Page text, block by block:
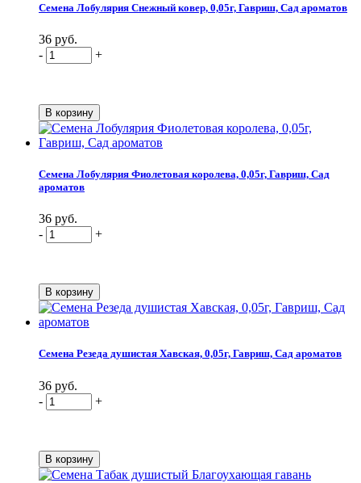
Семена Лобулярия Снежный ковер, 0,05г, Гавриш, Сад ароматов
36 руб.
-
+
Семена Лобулярия Фиолетовая королева, 0,05г, Гавриш, Сад
ароматов
36 руб.
-
+
Семена Резеда душистая Хавская, 0,05г, Гавриш, Сад ароматов
36 руб.
-
+